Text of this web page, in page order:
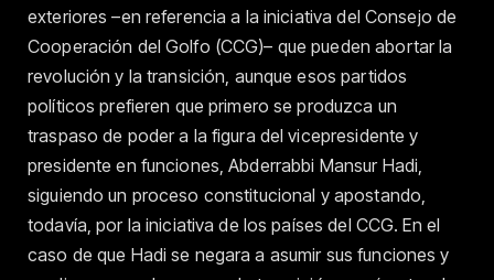
exteriores –en referencia a la iniciativa del Consejo de
Cooperación del Golfo (CCG)– que pueden abortar la
revolución y la transición, aunque esos partidos
políticos prefieren que primero se produzca un
traspaso de poder a la figura del vicepresidente y
presidente en funciones, Abderrabbi Mansur Hadi,
siguiendo un proceso constitucional y apostando,
todavía, por la iniciativa de los países del CCG. En el
caso de que Hadi se negara a asumir sus funciones y